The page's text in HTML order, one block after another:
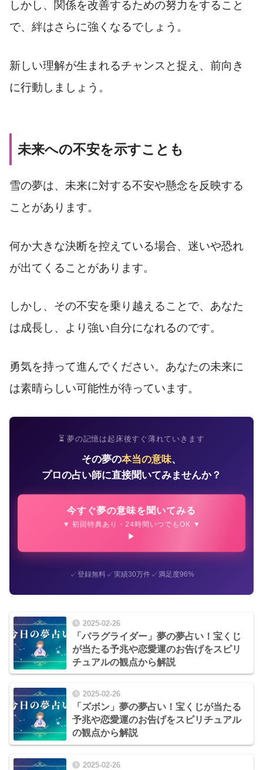
しかし、関係を改善するための努力をすること
で、絆はさらに強くなるでしょう。
新しい理解が生まれるチャンスと捉え、前向き
に行動しましょう。
未来への不安を示すことも
雪の夢は、未来に対する不安や懸念を反映する
ことがあります。
何か大きな決断を控えている場合、迷いや恐れ
が出てくることがあります。
しかし、その不安を乗り越えることで、あなた
は成長し、より強い自分になれるのです。
勇気を持って進んでください。あなたの未来に
は素晴らしい可能性が待っています。
⏳ 夢の記憶は起床後すぐ薄れていきます
その夢の本当の意味、
プロの占い師に直接聞いてみませんか？
今すぐ夢の意味を聞いてみる
▼ 初回特典あり・24時間いつでもOK ▼
✓登録無料✓実績30万件✓満足度96%
2025-02-26
「パラグライダー」夢の夢占い！宝くじ
が当たる予兆や恋愛運のお告げをスピリ
チュアルの観点から解説
2025-02-26
「ズボン」夢の夢占い！宝くじが当たる
予兆や恋愛運のお告げをスピリチュアル
の観点から解説
2025-02-26